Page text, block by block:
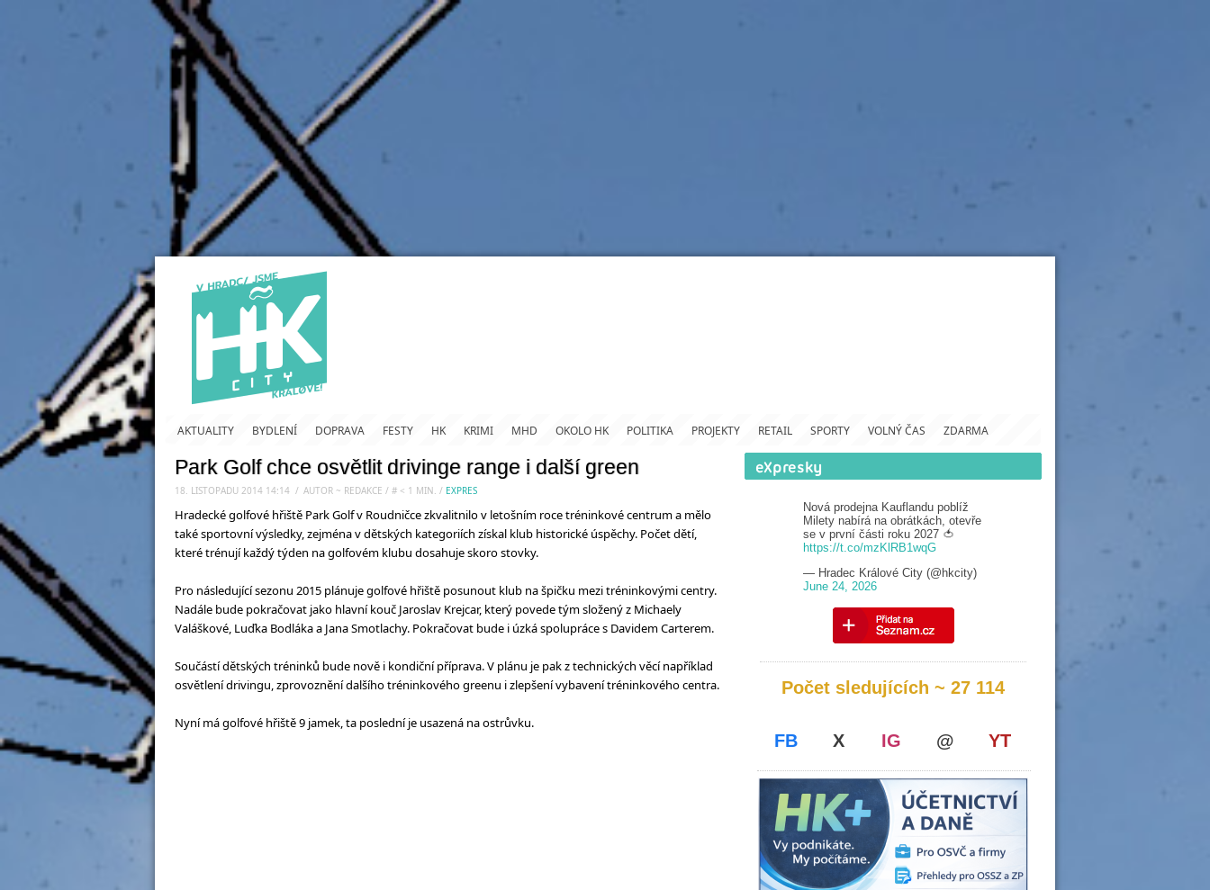
AKTUALITY BYDLENÍ DOPRAVA FESTY HK KRIMI MHD OKOLO HK POLITIKA PROJEKTY RETAIL SPORTY VOLNÝ ČAS ZDARMA
Park Golf chce osvětlit drivinge range i další green
18. LISTOPADU 2014 14:14 / AUTOR ~ REDAKCE / # < 1 MIN. / EXPRES
Hradecké golfové hřiště Park Golf v Roudničce zkvalitnilo v letošním roce tréninkové centrum a mělo
také sportovní výsledky, zejména v dětských kategoriích získal klub historické úspěchy. Počet dětí,
které trénují každý týden na golfovém klubu dosahuje skoro stovky.
Pro následující sezonu 2015 plánuje golfové hřiště posunout klub na špičku mezi tréninkovými centry.
Nadále bude pokračovat jako hlavní kouč Jaroslav Krejcar, který povede tým složený z Michaely
Valáškové, Luďka Bodláka a Jana Smotlachy. Pokračovat bude i úzká spolupráce s Davidem Carterem.
Součástí dětských tréninků bude nově i kondiční příprava. V plánu je pak z technických věcí například
osvětlení drivingu, zprovoznění dalšího tréninkového greenu i zlepšení vybavení tréninkového centra.
Nyní má golfové hřiště 9 jamek, ta poslední je usazená na ostrůvku.
Nová prodejna Kauflandu poblíž
Milety nabírá na obrátkách, otevře
se v první části roku 2027 🍅
https://t.co/mzKlRB1wqG
— Hradec Králové City (@hkcity)
June 24, 2026
Počet sledujících ~ 27 114
FB X IG @ YT